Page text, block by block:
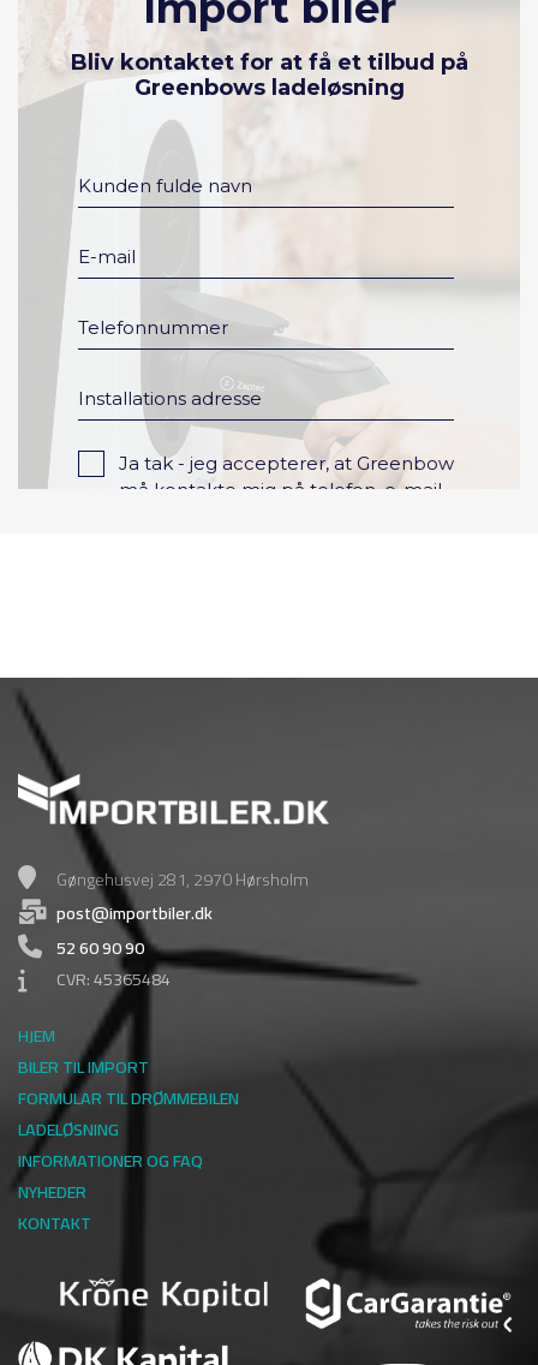
Gøngehusvej 281, 2970 Hørsholm
post@importbiler.dk
52 60 90 90
CVR: 45365484
HJEM
BILER TIL IMPORT
FORMULAR TIL DRØMMEBILEN
LADELØSNING
INFORMATIONER OG FAQ
NYHEDER
KONTAKT